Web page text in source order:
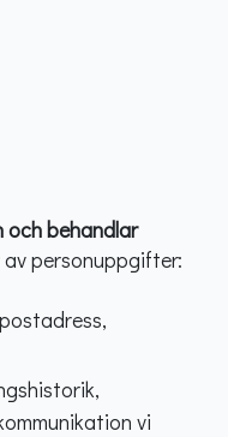
och behandlar
personuppgifter:
vi